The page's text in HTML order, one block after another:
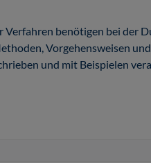
benötigen bei der
Vorgehensweisen
und mit Beispielen